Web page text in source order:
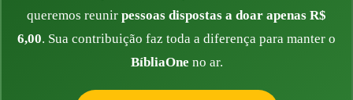
queremos reunir pessoas dispostas a doar apenas R$
6,00. Sua contribuição faz toda a diferença para manter o
BíbliaOne no ar.